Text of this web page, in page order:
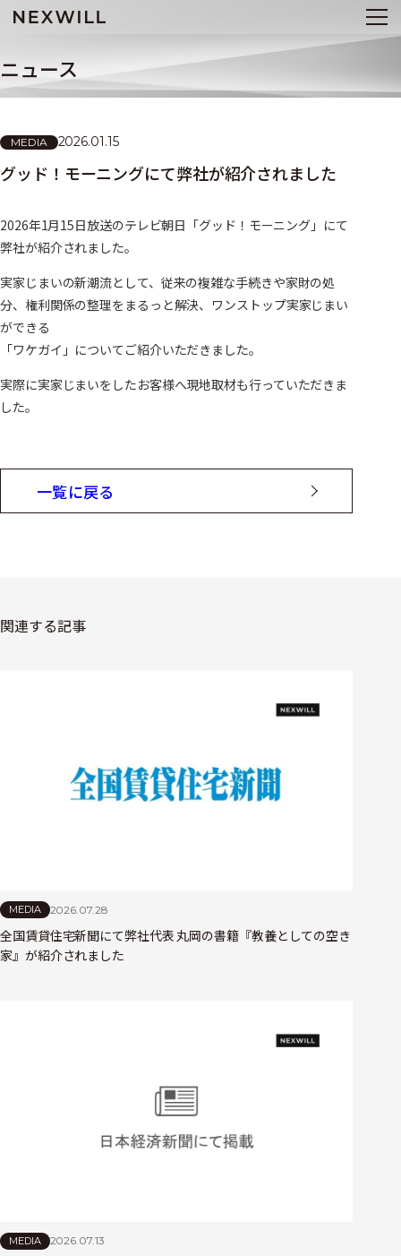
ニュース
MEDIA 2026.01.15
グッド！モーニングにて弊社が紹介されました
2026年1月15日放送のテレビ朝日「グッド！モーニング」にて
弊社が紹介されました。
実家じまいの新潮流として、従来の複雑な手続きや家財の処
分、権利関係の整理をまるっと解決、ワンストップ実家じまい
ができる
「ワケガイ」についてご紹介いただきました。
実際に実家じまいをしたお客様へ現地取材も行っていただきま
した。
一覧に戻る
関連する記事
MEDIA 2026.07.28
全国賃貸住宅新聞にて弊社代表 丸岡の書籍『教養としての空き
家』が紹介されました
MEDIA 2026.07.13